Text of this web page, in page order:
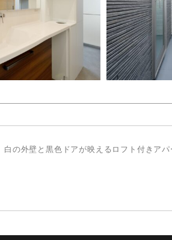
白の外壁と黒色ドアが映えるロフト付きア